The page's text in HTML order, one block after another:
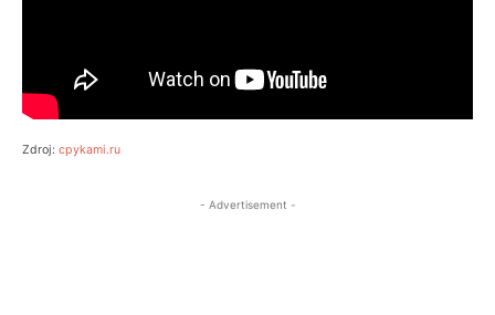
Zdroj: cpykami.ru
- Advertisement -